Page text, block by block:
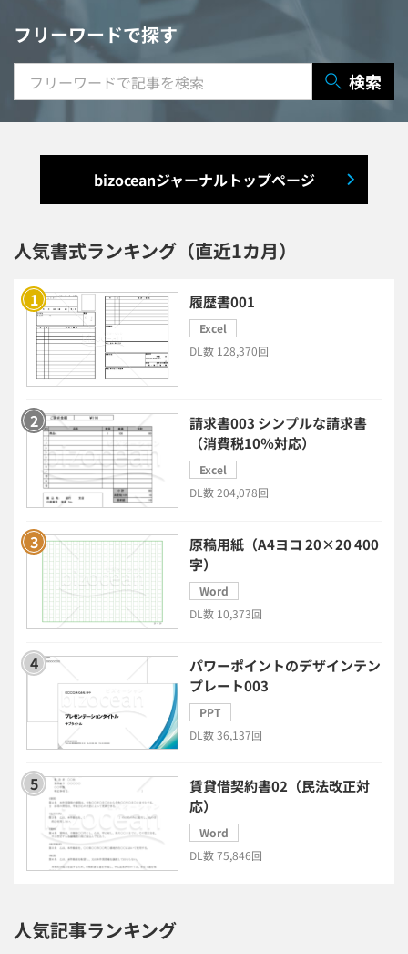
契約書レビューシステム
研修システム 受付システム
出張管理システム 賃貸管理システム
入退室管理システム 福利厚生システム
チャットボットツール
セキュリティシステム
安否確認(総務)システム 経費精算システム
日程調整システム 日報アプリ
BIツール CTIシステム
SFA・CRM クラウドPBX
モチベーション管理システム
リモートアクセスツール
電子請求書システム 人事評価システム
給与計算システム eラーニングシステム
勤怠管理システム
フリーワードで探す
検索
bizoceanジャーナルトップページ
人気書式ランキング（直近1カ月）
履歴書001
Excel
DL数 128,370回
請求書003 シンプルな請求書
（消費税10％対応）
Excel
DL数 204,078回
原稿用紙（A4ヨコ 20×20 400
字）
Word
DL数 10,373回
パワーポイントのデザインテン
プレート003
PPT
DL数 36,137回
賃貸借契約書02（民法改正対
応）
Word
DL数 75,846回
人気記事ランキング